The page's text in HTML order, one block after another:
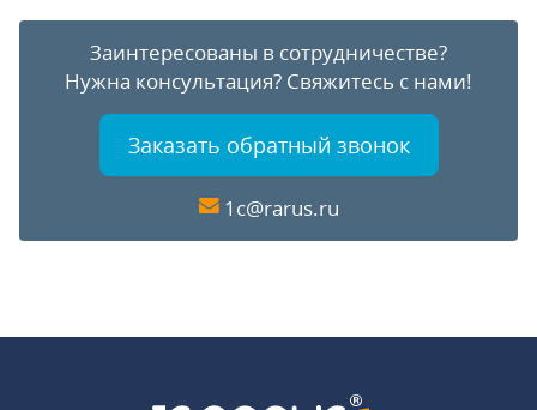
Заинтересованы в сотрудничестве?
Нужна консультация? Свяжитесь с нами!
Заказать обратный звонок
1c@rarus.ru